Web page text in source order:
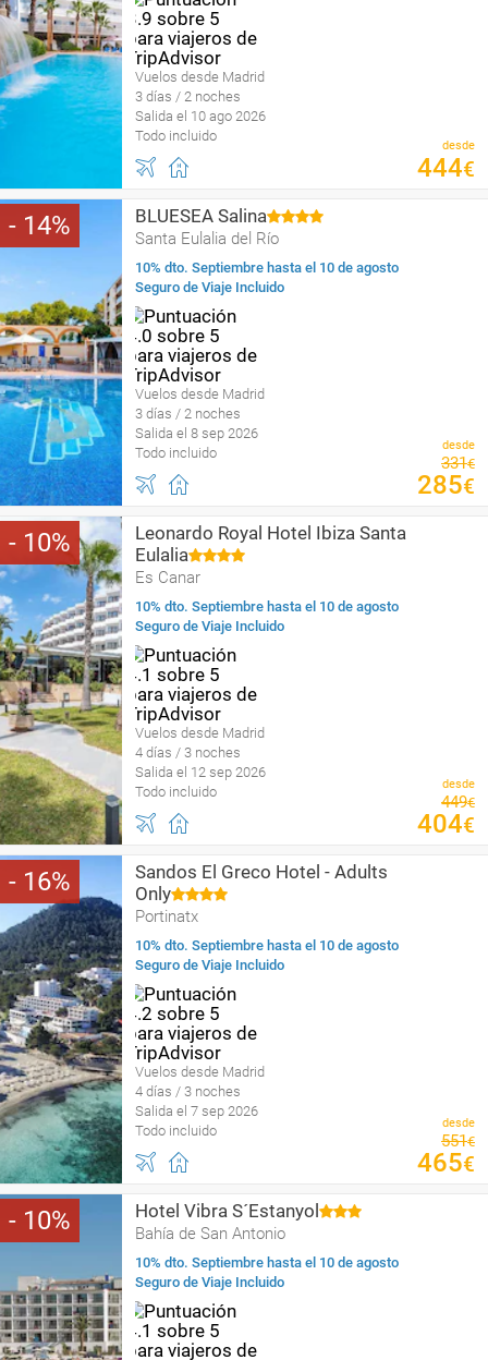
Vuelos desde Madrid
3 días / 2 noches
Salida el 10 ago 2026
Todo incluido
desde
444€
14 BLUESEA Salina
Santa Eulalia del Río
10% dto. Septiembre hasta el 10 de agosto
Seguro de Viaje Incluido
Vuelos desde Madrid
3 días / 2 noches
Salida el 8 sep 2026
Todo incluido
desde
331€
285€
10
Leonardo Royal Hotel Ibiza Santa
Eulalia
Es Canar
10% dto. Septiembre hasta el 10 de agosto
Seguro de Viaje Incluido
Vuelos desde Madrid
4 días / 3 noches
Salida el 12 sep 2026
Todo incluido
desde
449€
404€
16
Sandos El Greco Hotel - Adults
Only
Portinatx
10% dto. Septiembre hasta el 10 de agosto
Seguro de Viaje Incluido
Vuelos desde Madrid
4 días / 3 noches
Salida el 7 sep 2026
Todo incluido
desde
551€
465€
10 Hotel Vibra S´Estanyol
Bahía de San Antonio
10% dto. Septiembre hasta el 10 de agosto
Seguro de Viaje Incluido